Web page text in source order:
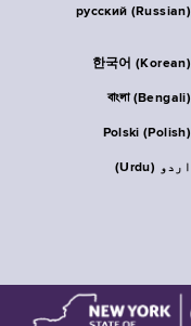
русский (Russian)
한국어 (Korean)
বাংলা (Bengali)
Polski (Polish)
اردو (Urdu)